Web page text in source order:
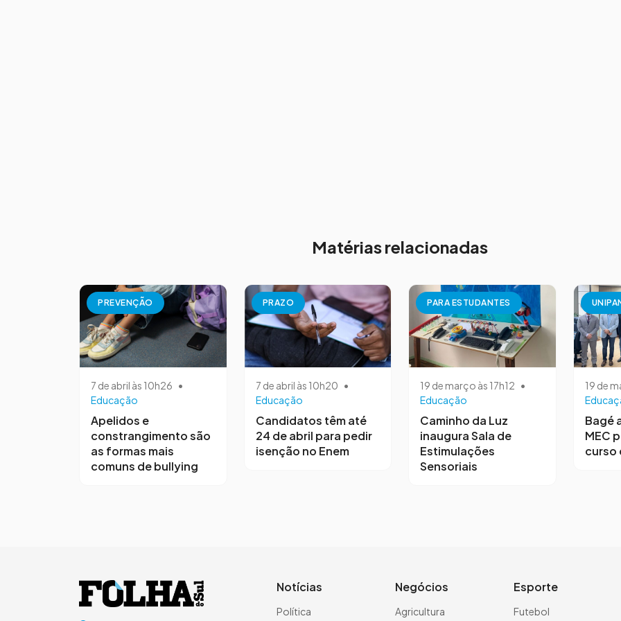
Matérias relacionadas
PREVENÇÃO
7 de abril às 10h26 •
Educação
Apelidos e
constrangimento são
as formas mais
comuns de bullying
PRAZO
7 de abril às 10h20 •
Educação
Candidatos têm até
24 de abril para pedir
isenção no Enem
PARA ESTUDANTES
19 de março às 17h12 •
Educação
Caminho da Luz
inaugura Sala de
Estimulações
Sensoriais
19 de
Bagé
MEC
curso
Notícias
Política
Negócios
Agricultura
Esporte
Futebol